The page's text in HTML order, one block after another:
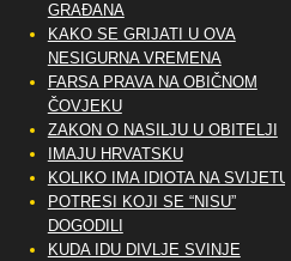
GRAĐANA
KAKO SE GRIJATI U OVA
NESIGURNA VREMENA
FARSA PRAVA NA OBIČNOM
ČOVJEKU
ZAKON O NASILJU U OBITELJI
IMAJU HRVATSKU
KOLIKO IMA IDIOTA NA SVIJETU?
POTRESI KOJI SE “NISU”
DOGODILI
KUDA IDU DIVLJE SVINJE